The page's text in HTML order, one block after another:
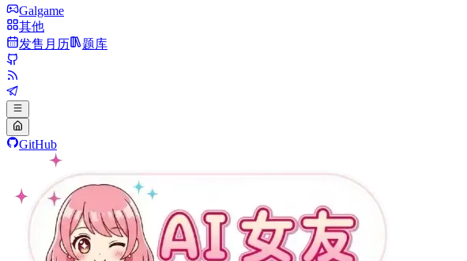
Galgame
其他
发售月历
题库
GitHub